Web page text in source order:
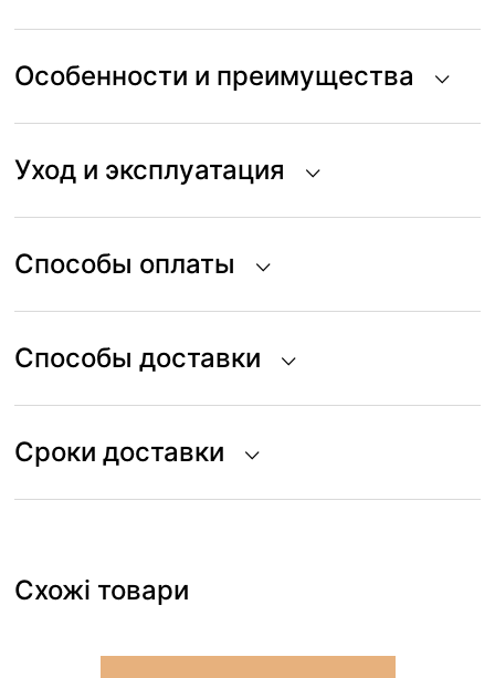
Особенности и преимущества
Уход и эксплуатация
Способы оплаты
Способы доставки
Сроки доставки
Схожі товари